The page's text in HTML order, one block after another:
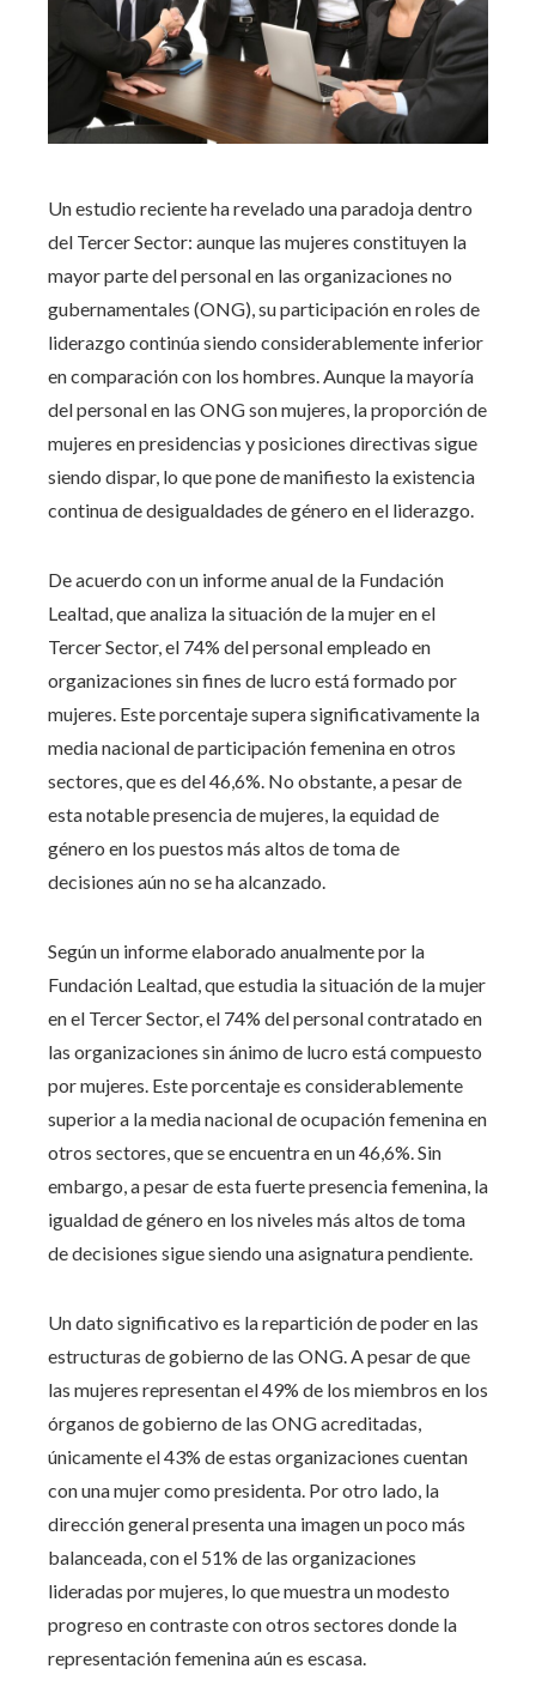
Un estudio reciente ha revelado una paradoja dentro
del Tercer Sector: aunque las mujeres constituyen la
mayor parte del personal en las organizaciones no
gubernamentales (ONG), su participación en roles de
liderazgo continúa siendo considerablemente inferior
en comparación con los hombres. Aunque la mayoría
del personal en las ONG son mujeres, la proporción de
mujeres en presidencias y posiciones directivas sigue
siendo dispar, lo que pone de manifiesto la existencia
continua de desigualdades de género en el liderazgo.
De acuerdo con un informe anual de la Fundación
Lealtad, que analiza la situación de la mujer en el
Tercer Sector, el 74% del personal empleado en
organizaciones sin fines de lucro está formado por
mujeres. Este porcentaje supera significativamente la
media nacional de participación femenina en otros
sectores, que es del 46,6%. No obstante, a pesar de
esta notable presencia de mujeres, la equidad de
género en los puestos más altos de toma de
decisiones aún no se ha alcanzado.
Según un informe elaborado anualmente por la
Fundación Lealtad, que estudia la situación de la mujer
en el Tercer Sector, el 74% del personal contratado en
las organizaciones sin ánimo de lucro está compuesto
por mujeres. Este porcentaje es considerablemente
superior a la media nacional de ocupación femenina en
otros sectores, que se encuentra en un 46,6%. Sin
embargo, a pesar de esta fuerte presencia femenina, la
igualdad de género en los niveles más altos de toma
de decisiones sigue siendo una asignatura pendiente.
Un dato significativo es la repartición de poder en las
estructuras de gobierno de las ONG. A pesar de que
las mujeres representan el 49% de los miembros en los
órganos de gobierno de las ONG acreditadas,
únicamente el 43% de estas organizaciones cuentan
con una mujer como presidenta. Por otro lado, la
dirección general presenta una imagen un poco más
balanceada, con el 51% de las organizaciones
lideradas por mujeres, lo que muestra un modesto
progreso en contraste con otros sectores donde la
representación femenina aún es escasa.